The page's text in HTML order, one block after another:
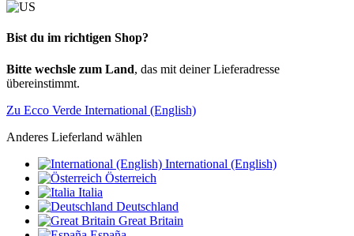
Bist du im richtigen Shop?
Bitte wechsle zum Land, das mit deiner Lieferadresse
übereinstimmt.
Zu Ecco Verde International (English)
Anderes Lieferland wählen
International (English)
Österreich
Italia
Deutschland
Great Britain